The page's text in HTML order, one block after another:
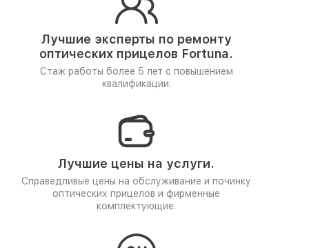
Лучшие эксперты по ремонту
оптических прицелов Fortuna.
Стаж работы более 5 лет с повышением
квалификации.
Лучшие цены на услуги.
Справедливые цены на обслуживание и починку
оптических прицелов и фирменные
комплектующие.